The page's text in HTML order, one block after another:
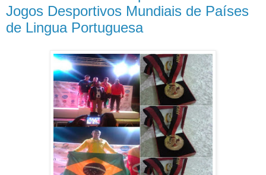
Jogos Desportivos Mundiais de Países
de Lingua Portuguesa